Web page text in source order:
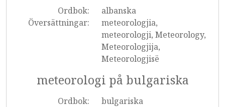
Ordbok:
albanska
Översättningar:
meteorologjia,
meteorologji, Meteorology,
Meteorologjija,
Meteorologjisë
meteorologi på bulgariska
Ordbok:
bulgariska